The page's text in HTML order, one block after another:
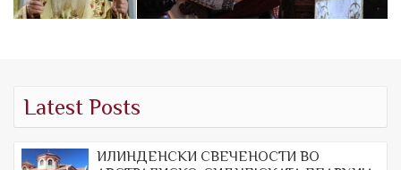
Latest Posts
ИЛИНДЕНСКИ СВЕЧЕНОСТИ ВО